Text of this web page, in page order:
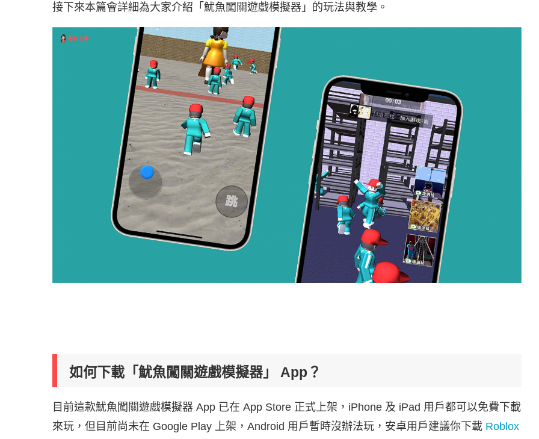
接下來本篇會詳細為大家介紹「魷魚闖關遊戲模擬器」的玩法與教學。
如何下載「魷魚闖關遊戲模擬器」 App？
目前這款魷魚闖關遊戲模擬器 App 已在 App Store 正式上架，iPhone 及 iPad 用戶都可以免費下載
來玩，但目前尚未在 Google Play 上架，Android 用戶暫時沒辦法玩，安卓用戶建議你下載 Roblox